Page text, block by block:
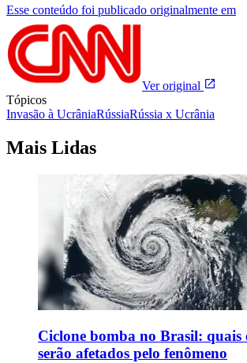
Esse conteúdo foi publicado originalmente em
Ver original
Tópicos
Invasão à UcrâniaRússiaRússia x Ucrânia
Mais Lidas
Ciclone bomba no Brasil: quais
serão afetados pelo fenômeno